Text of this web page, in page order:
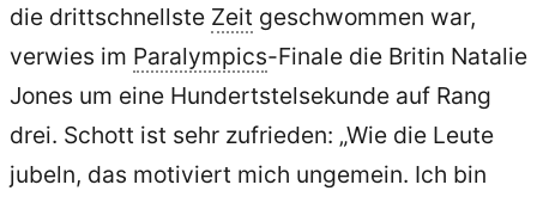
die drittschnellste Zeit geschwommen war,
verwies im Paralympics-Finale die Britin Natalie
Jones um eine Hundertstelsekunde auf Rang
drei. Schott ist sehr zufrieden: „Wie die Leute
jubeln, das motiviert mich ungemein. Ich bin